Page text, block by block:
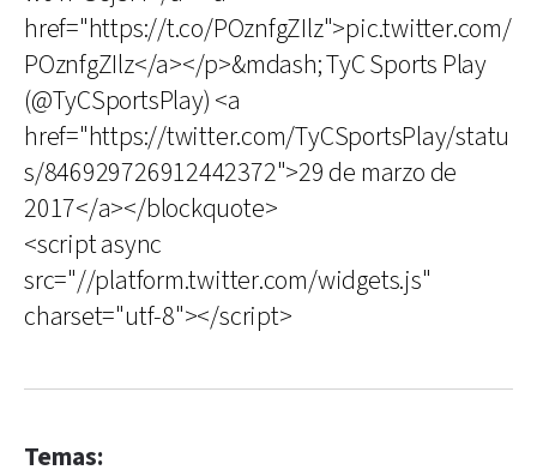
href="https://t.co/POznfgZIlz">pic.twitter.com/
POznfgZIlz</a></p>&mdash; TyC Sports Play
(@TyCSportsPlay) <a
href="https://twitter.com/TyCSportsPlay/statu
s/846929726912442372">29 de marzo de
2017</a></blockquote>
<script async
src="//platform.twitter.com/widgets.js"
charset="utf-8"></script>
Temas: